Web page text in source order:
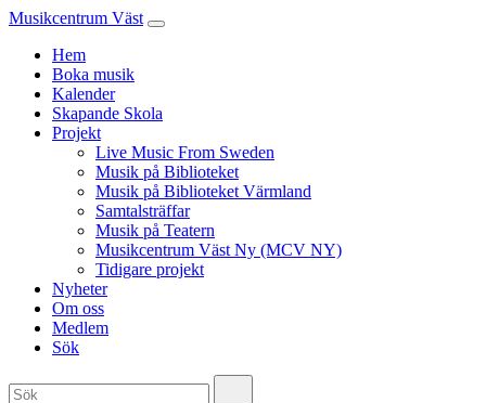
Musikcentrum Väst
Hem
Boka musik
Kalender
Skapande Skola
Projekt
Live Music From Sweden
Musik på Biblioteket
Musik på Biblioteket Värmland
Samtalsträffar
Musik på Teatern
Musikcentrum Väst Ny (MCV NY)
Tidigare projekt
Nyheter
Om oss
Medlem
Sök